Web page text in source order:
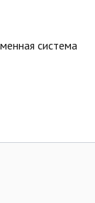
система